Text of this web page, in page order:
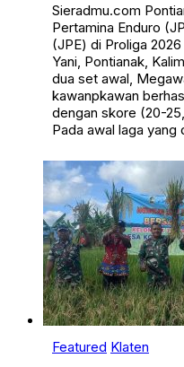
Sieradmu.com
Pertamina Enduro
(JPE) di Proliga
Yani, Pontianak,
dua set awal,
kawanpkawan
dengan skore (20-
Pada awal laga
Featured Klaten